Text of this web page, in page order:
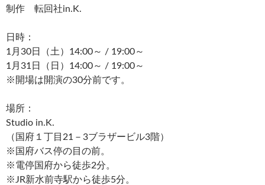
制作 転回社in.K.
日時：
1月30日（土）14:00～ / 19:00～
1月31日（日）14:00～ / 19:00～
※開場は開演の30分前です。
場所：
Studio in.K.
（国府１丁目21－3ブラザービル3階）
※国府バス停の目の前。
※電停国府から徒歩2分。
※JR新水前寺駅から徒歩5分。